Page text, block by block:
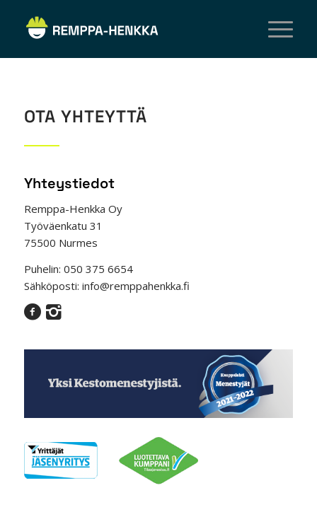
OTA YHTEYTTÄ
Yhteystiedot
Remppa-Henkka Oy
Työväenkatu 31
75500 Nurmes
Puhelin: 050 375 6654
Sähköposti: info@remppahenkka.fi